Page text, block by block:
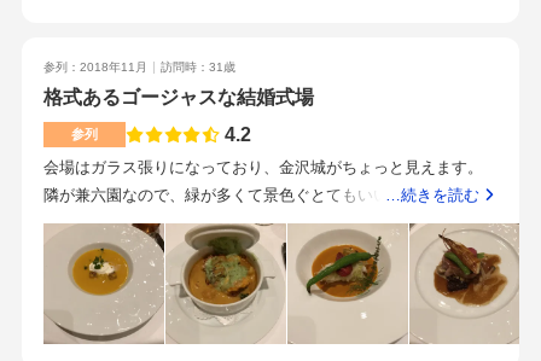
絶品でした。月ごとに（上旬や下旬などでも）食材を変えるそ
うで、結婚式の時期に合わせた一番おいしい料理を提供してく
れると思いました。有名観光地が集まる場所なので、迷いにく
いと思います。ただ徒歩よりは、バスやタクシーが必要かもし
れません。21世紀美術館の近くです。レストランとの業務を兼
時間を過ごすことができました。金沢の魅力が十分に味わうこ
とができるので、金沢旅行を兼ねた結婚式をゲストに楽しんで
もらえるはずです。レトロな建物ではありますが、エレベータ
ーやスロープもあったので、高齢者ゲストも問題なく招待でき
そうです。料理の配慮（アレルギーはもちろん糖尿病の持病が
参列：2018年11月 訪問時：31歳
格式あるゴージャスな結婚式場
参列 4.2
会場はガラス張りになっており、金沢城がちょっと見えます。
隣が兼六園なので、緑が多くて景色ぐとてもいいです。こじん
まりとした会場でした。天井には雪吊りをイメージしたシャン
デリアのようなものが飾ってありゴージャスな雰囲気でした。
ピアノもおいてあり、よく響く会場でした。どの料理も丁寧に
作られていてとても美味しかったです。あったかい料理はお皿
も熱くなっていました。ウエディングケーキのおすそ分けはコ
…続きを読む